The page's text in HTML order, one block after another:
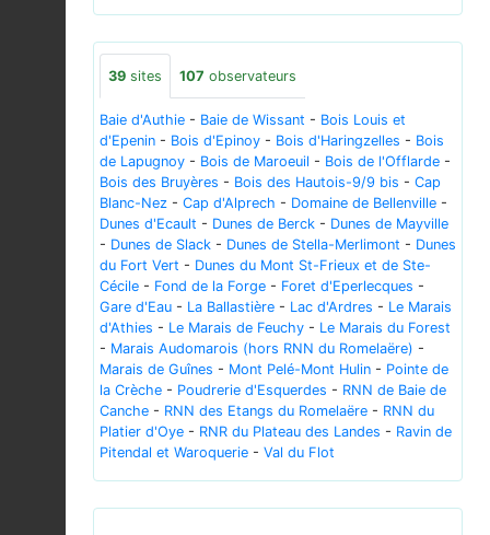
39 sites 107 observateurs
Baie d'Authie - Baie de Wissant - Bois Louis et
d'Epenin - Bois d'Epinoy - Bois d'Haringzelles - Bois
de Lapugnoy - Bois de Maroeuil - Bois de l'Offlarde -
Bois des Bruyères - Bois des Hautois-9/9 bis - Cap
Blanc-Nez - Cap d'Alprech - Domaine de Bellenville -
Dunes d'Ecault - Dunes de Berck - Dunes de Mayville
- Dunes de Slack - Dunes de Stella-Merlimont - Dunes
du Fort Vert - Dunes du Mont St-Frieux et de Ste-
Cécile - Fond de la Forge - Foret d'Eperlecques -
Gare d'Eau - La Ballastière - Lac d'Ardres - Le Marais
d'Athies - Le Marais de Feuchy - Le Marais du Forest
- Marais Audomarois (hors RNN du Romelaëre) -
Marais de Guînes - Mont Pelé-Mont Hulin - Pointe de
la Crèche - Poudrerie d'Esquerdes - RNN de Baie de
Canche - RNN des Etangs du Romelaëre - RNN du
Platier d'Oye - RNR du Plateau des Landes - Ravin de
Pitendal et Waroquerie - Val du Flot